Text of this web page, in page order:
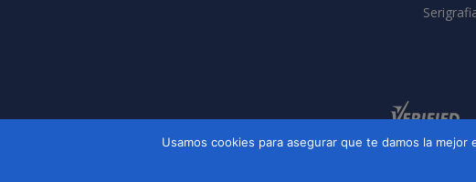
Usamos cookies para asegurar que te damos la